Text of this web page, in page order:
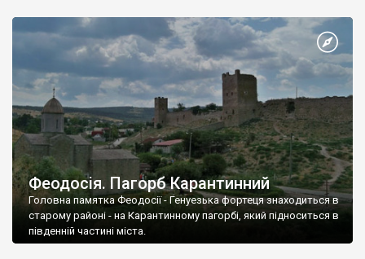
Феодосія. Пагорб Карантинний
Головна памятка Феодосії - Генуезька фортеця знаходиться в
старому районі - на Карантинному пагорбі, який підноситься в
південній частині міста.